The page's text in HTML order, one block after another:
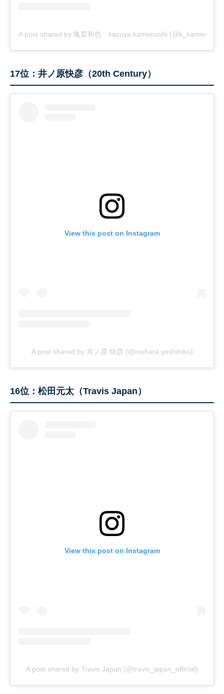
A post shared by 亀梨和也 kazuya kamenashi
17位：井ノ原快彦（20th Century）
View this post on Instagram
A post shared by 井ノ原 快彦 (@inohara.yoshihiko)
16位：松田元太（Travis Japan）
View this post on Instagram
A post shared by Travis Japan (@travis_japan_official)